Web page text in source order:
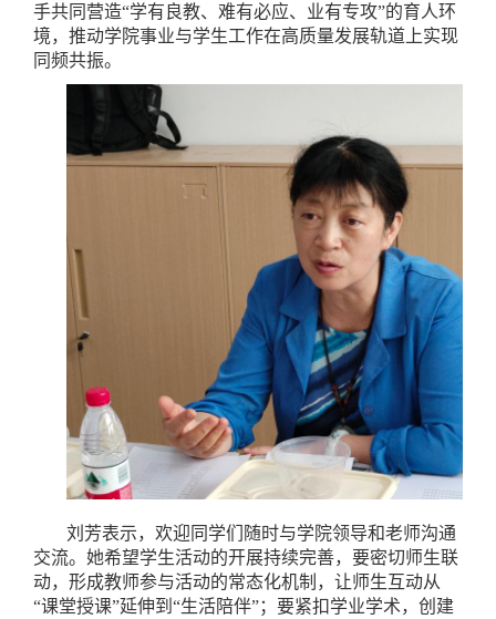
手共同营造“学有良教、难有必应、业有专攻”的育人环
境，推动学院事业与学生工作在高质量发展轨道上实现
同频共振。
刘芳表示，欢迎同学们随时与学院领导和老师沟通
交流。她希望学生活动的开展持续完善，要密切师生联
动，形成教师参与活动的常态化机制，让师生互动从
“课堂授课”延伸到“生活陪伴”；要紧扣学业学术，创建